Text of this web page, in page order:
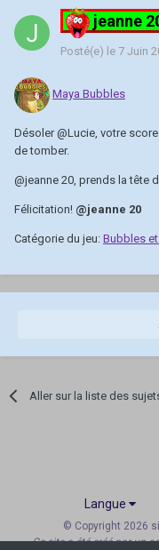
jeanne
Posté(e) le 7 Juin
Maya Bubbles
Désoler@Lucie , votre
de tomber.
@jeanne 20 , prends la tête
Félicitation! @jeanne 20
Catégorie du jeu: Bubbles
Aller sur la liste des
Langue
© Copyright 2026
Ce site a été créé par un